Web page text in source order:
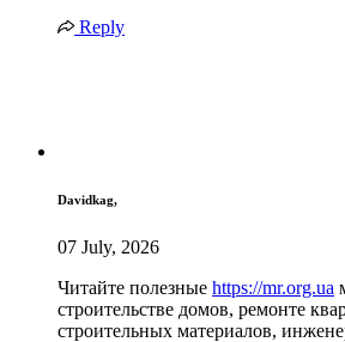
Reply
Davidkag,
07 July, 2026
Читайте полезные https://mr.org.ua
строительстве домов, ремонте
строительных материалов,